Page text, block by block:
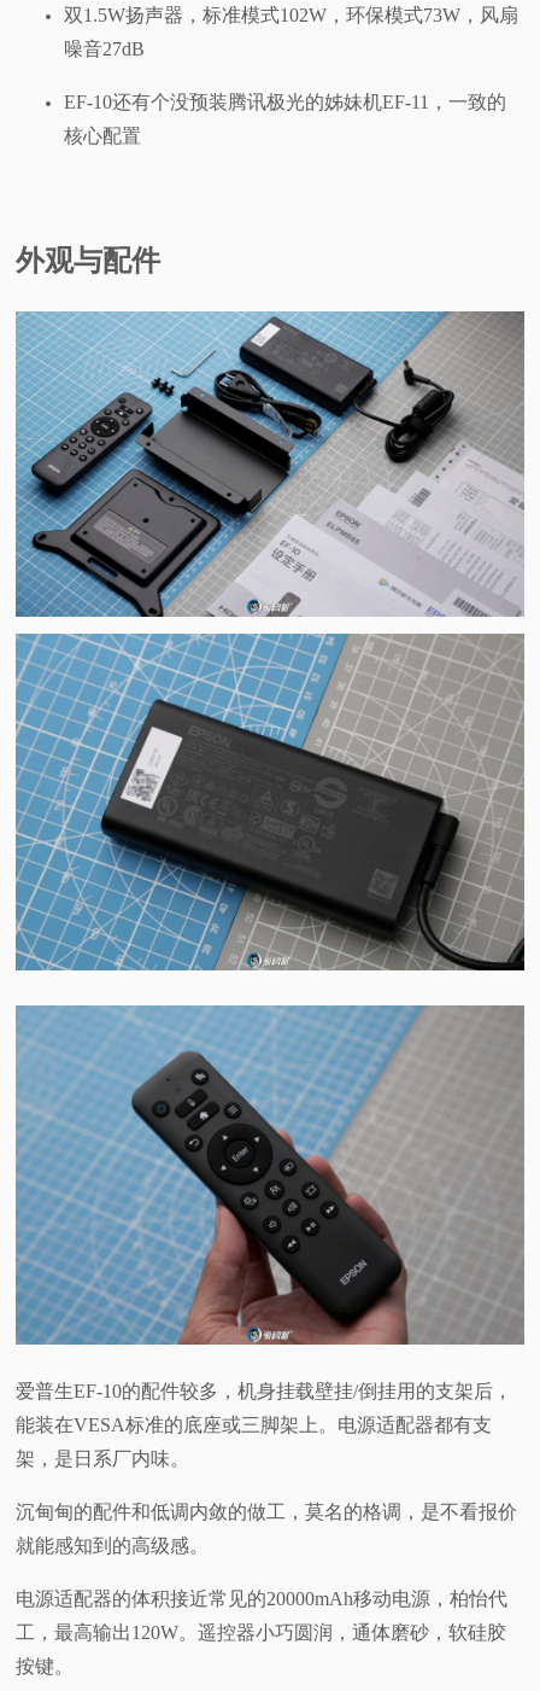
双1.5W扬声器，标准模式102W，环保模式73W，风扇
噪音27dB
EF-10还有个没预装腾讯极光的姊妹机EF-11，一致的
核心配置
外观与配件
爱普生EF-10的配件较多，机身挂载壁挂/倒挂用的支架后，
能装在VESA标准的底座或三脚架上。电源适配器都有支
架，是日系厂内味。
沉甸甸的配件和低调内敛的做工，莫名的格调，是不看报价
就能感知到的高级感。
电源适配器的体积接近常见的20000mAh移动电源，柏怡代
工，最高输出120W。遥控器小巧圆润，通体磨砂，软硅胶
按键。